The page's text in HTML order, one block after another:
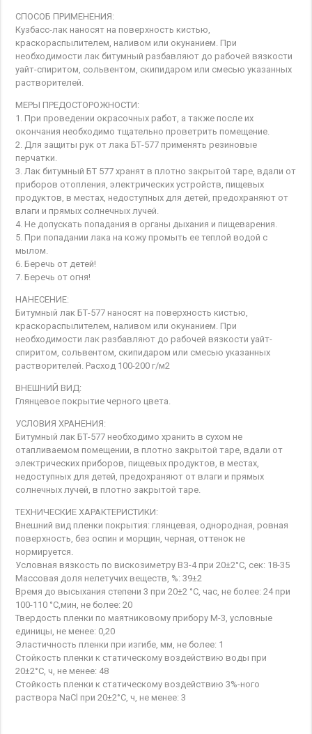
СПОСОБ ПРИМЕНЕНИЯ:
Кузбасс-лак наносят на поверхность кистью,
краскораспылителем, наливом или окунанием. При
необходимости лак битумный разбавляют до рабочей вязкости
уайт-спиритом, сольвентом, скипидаром или смесью указанных
растворителей.
МЕРЫ ПРЕДОСТОРОЖНОСТИ:
1. При проведении окрасочных работ, а также после их
окончания необходимо тщательно проветрить помещение.
2. Для защиты рук от лака БТ-577 применять резиновые
перчатки.
3. Лак битумный БТ 577 хранят в плотно закрытой таре, вдали от
приборов отопления, электрических устройств, пищевых
продуктов, в местах, недоступных для детей, предохраняют от
влаги и прямых солнечных лучей.
4. Не допускать попадания в органы дыхания и пищеварения.
5. При попадании лака на кожу промыть ее теплой водой с
мылом.
6. Беречь от детей!
7. Беречь от огня!
НАНЕСЕНИЕ:
Битумный лак БТ-577 наносят на поверхность кистью,
краскораспылителем, наливом или окунанием. При
необходимости лак разбавляют до рабочей вязкости уайт-
спиритом, сольвентом, скипидаром или смесью указанных
растворителей. Расход 100-200 г/м2
ВНЕШНИЙ ВИД:
Глянцевое покрытие черного цвета.
УСЛОВИЯ ХРАНЕНИЯ:
Битумный лак БТ-577 необходимо хранить в сухом не
отапливаемом помещении, в плотно закрытой таре, вдали от
электрических приборов, пищевых продуктов, в местах,
недоступных для детей, предохраняют от влаги и прямых
солнечных лучей, в плотно закрытой таре.
ТЕХНИЧЕСКИЕ ХАРАКТЕРИСТИКИ:
Внешний вид пленки покрытия: глянцевая, однородная, ровная
поверхность, без оспин и морщин, черная, оттенок не
нормируется.
Условная вязкость по вискозиметру ВЗ-4 при 20±2°С, сек: 18-35
Массовая доля нелетучих веществ, %: 39±2
Время до высыхания степени 3 при 20±2 °С, час, не более: 24 при
100-110 °С,мин, не более: 20
Твердость пленки по маятниковому прибору М-3, условные
единицы, не менее: 0,20
Эластичность пленки при изгибе, мм, не более: 1
Стойкость пленки к статическому воздействию воды при
20±2°С, ч, не менее: 48
Стойкость пленки к статическому воздействию 3%-ного
раствора NaCl при 20±2°С, ч, не менее: 3